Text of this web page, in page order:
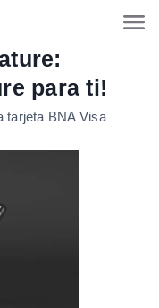
para ti!
tarjeta BNA Visa